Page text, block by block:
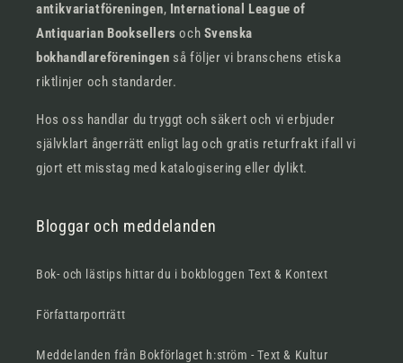
antikvariatföreningen, International League of
Antiquarian Booksellersoch Svenska
bokhandlareföreningen så följer vi branschens etiska
riktlinjer och standarder.
Hos oss handlar du tryggt och säkert och vi erbjuder
självklart ångerrätt enligt lag och gratis returfrakt ifall vi
gjort ett misstag med katalogisering eller dylikt.
Bloggar och meddelanden
Bok- och lästips hittar du i bokbloggen Text & Kontext
Författarporträtt
Meddelanden från Bokförlaget h:ström - Text & Kultur